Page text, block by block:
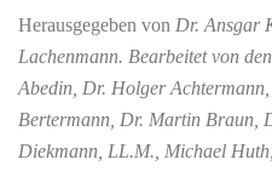
Herausgegeben von Dr. Ansgar
Lachenmann. Bearbeitet von
Abedin, Dr. Holger
Bertermann, Dr. Martin Braun,
Diekmann, LL.M., Michael